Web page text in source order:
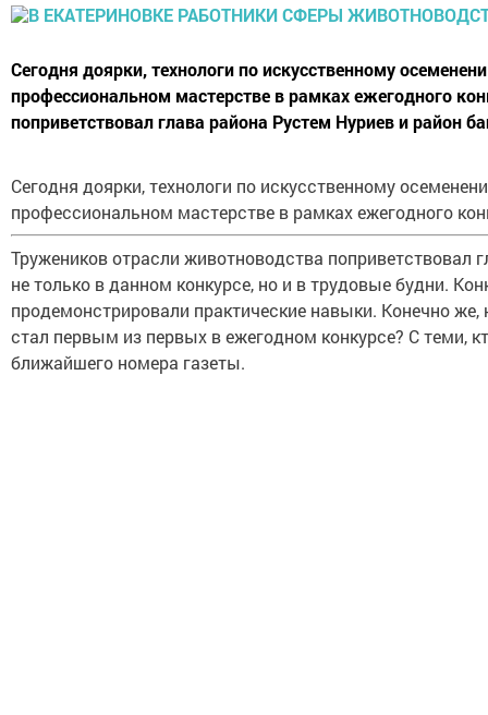
Сегодня доярки, технологи по искусственному
профессиональном мастерстве в рамках ежегодного
поприветствовал глава района Рустем Нуриев и район
Сегодня доярки, технологи по искусственному
профессиональном мастерстве в рамках ежегодного
Тружеников отрасли животноводства
не только в данном конкурсе, но и в трудовые будни.
продемонстрировали практические навыки. Конечно
стал первым из первых в ежегодном конкурсе? С теми,
ближайшего номера газеты.